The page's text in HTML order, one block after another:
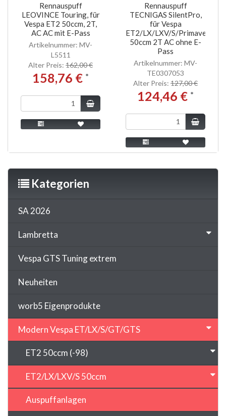
Rennauspuff
LEOVINCE Touring, für
Vespa ET2 50ccm, 2T,
AC AC mit E-Pass
Artikelnummer: MV-
L5511
Alter Preis: 162,00 €
158,76 € *
Rennauspuff
TECNIGAS SilentPro,
für Vespa
ET2/LX/LXV/S/Primavera
50ccm 2T AC ohne E-
Pass
Artikelnummer: MV-
TE0307053
Alter Preis: 127,00 €
124,46 € *
Kategorien
SA 2026
Lambretta
Vespa GTS Tuning extrem
Neuheiten
worb5 Eigenprodukte
Modern Vespa ET/LX/S/GT/GTS
ET2 50ccm (-98)
ET2/LX/LXV/S 50ccm
Auspuffanlagen